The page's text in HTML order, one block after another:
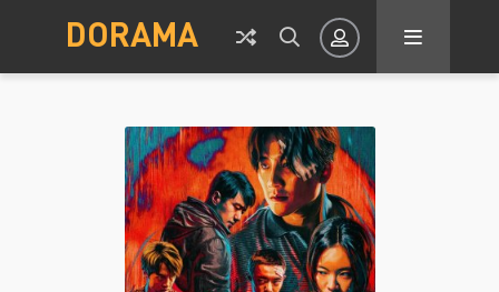
DORAMA
Авторизация